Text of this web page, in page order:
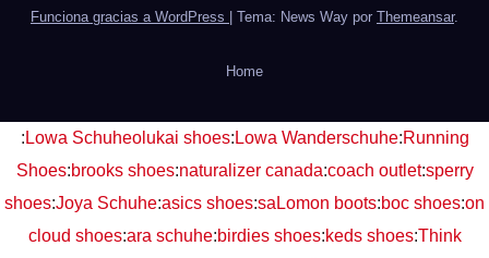
Funciona gracias a WordPress Tema: News Way por Themeansar.
Home
: Lowa Schuheolukai shoes: Lowa Wanderschuhe:Running
Shoes:brooks shoes:naturalizer canada:coach outlet:sperry
shoes:Joya Schuhe:asics shoes:saLomon boots:boc shoes:on
cloud shoes:ara schuhe:birdies shoes:keds shoes:Think